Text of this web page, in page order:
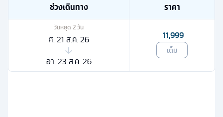
ช่วงเดินทาง ราคา
วันหยุด 2วัน
ศ. 21 ส.ค. 26
อา. 23 ส.ค. 26
11,999
เต็ม